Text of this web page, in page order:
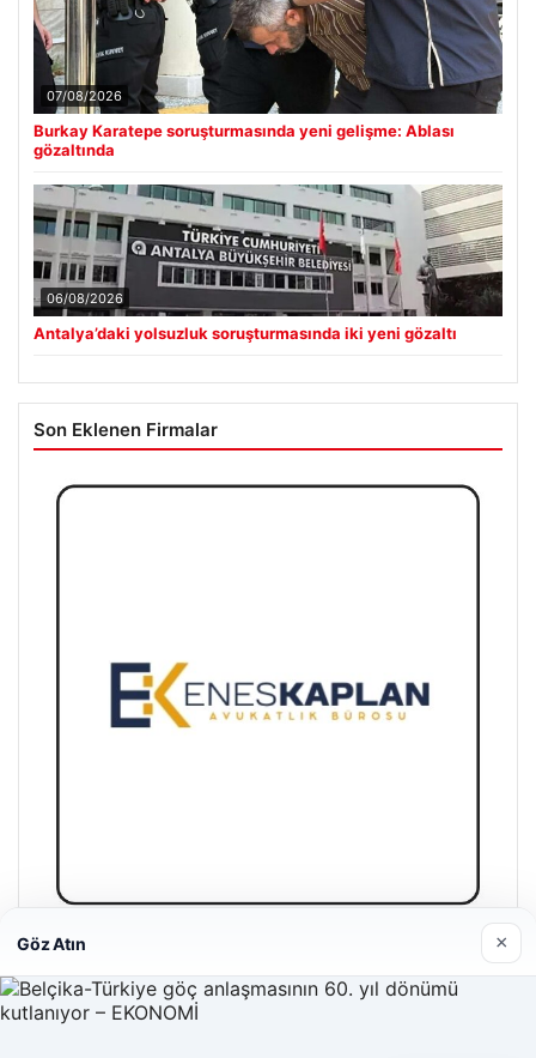
07/08/2026
Burkay Karatepe soruşturmasında yeni gelişme: Ablası
gözaltında
06/08/2026
Antalya’daki yolsuzluk soruşturmasında iki yeni gözaltı
Son Eklenen Firmalar
Enes Kaplan Avukatlık Bürosu
28/04/2026
Göz Atın ×